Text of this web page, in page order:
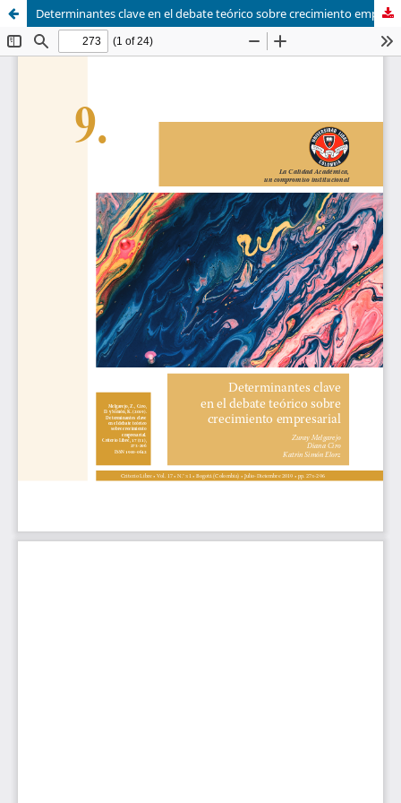
Determinantes clave en el debate teórico sobre crecimiento empresarial